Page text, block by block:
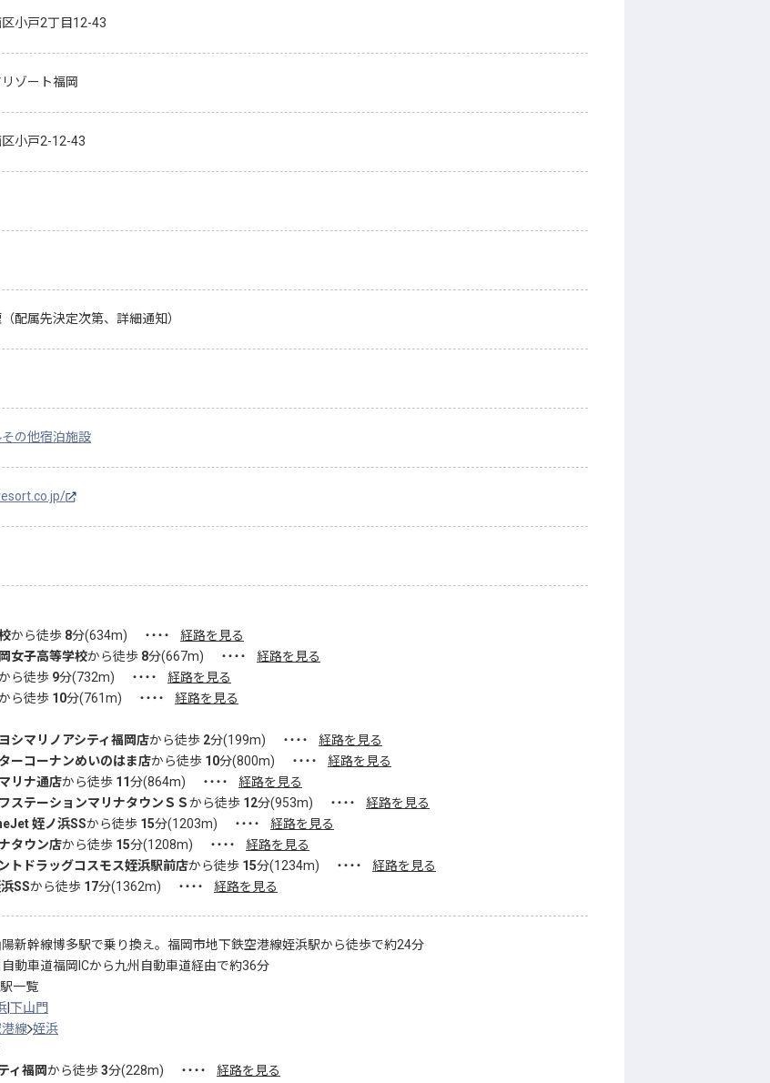
小戸2丁目12-43
ゾート福岡
小戸2-12-43
配属先決定次第、詳細通知）
その他宿泊施設
から徒歩 8分(634m) ・・・・
経路を見る
女子高等学校から徒歩 8分(667m) ・・・・
経路を見る
ら徒歩 9分(732m) ・・・・
経路を見る
ら徒歩 10分(761m) ・・・・
経路を見る
シマリノアシティ福岡店から徒歩 2分(199m) ・・・・
経路を見る
ーコーナンめいのはま店から徒歩 10分(800m) ・・・・
経路を見る
リナ通店から徒歩 11分(864m) ・・・・
経路を見る
ステーションマリナタウンＳＳから徒歩 12分(953m) ・・・・
経路を見る
姪ノ浜SSから徒歩 15分(1203m) ・・・・
経路を見る
タウン店から徒歩 15分(1208m) ・・・・
経路を見る
トドラッグコスモス姪浜駅前店から徒歩 15分(1234m) ・・・・
経路を見る
SSから徒歩 17分(1362m) ・・・・ 経路を見る
新幹線博多駅で乗り換え。福岡市地下鉄空港線姪浜駅から徒歩で約24分
動車道福岡ICから九州自動車道経由で約36分
一覧
下山門
線 姪浜
ィ福岡から徒歩3分(228m) ・・・・
経路を見る